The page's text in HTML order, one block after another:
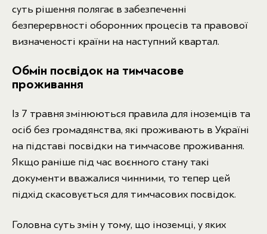
суть рішення полягає в забезпеченні
безперервності оборонних процесів та правової
визначеності країни на наступний квартал.
Обмін посвідок на тимчасове
проживання
Із 7 травня змінюються правила для іноземців та
осіб без громадянства, які проживають в Україні
на підставі посвідки на тимчасове проживання.
Якщо раніше під час воєнного стану такі
документи вважалися чинними, то тепер цей
підхід скасовується для тимчасових посвідок.
Головна суть змін у тому, що іноземці, у яких